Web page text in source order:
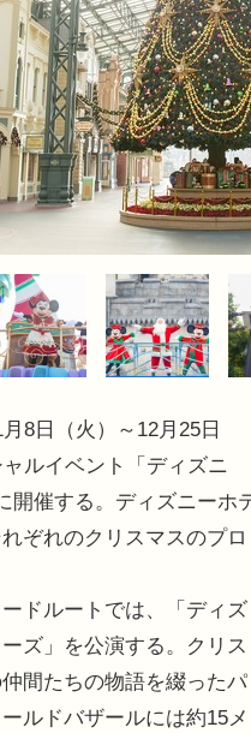
8日（火）～12月25日
ルイベント「ディズニ
開催する。ディズニーホ
ぞれのクリスマスのプロ
ドルートでは、「ディズ
ズ」を公演する。クリス
間たちの物語を綴ったパ
ルドバザールには約15メ